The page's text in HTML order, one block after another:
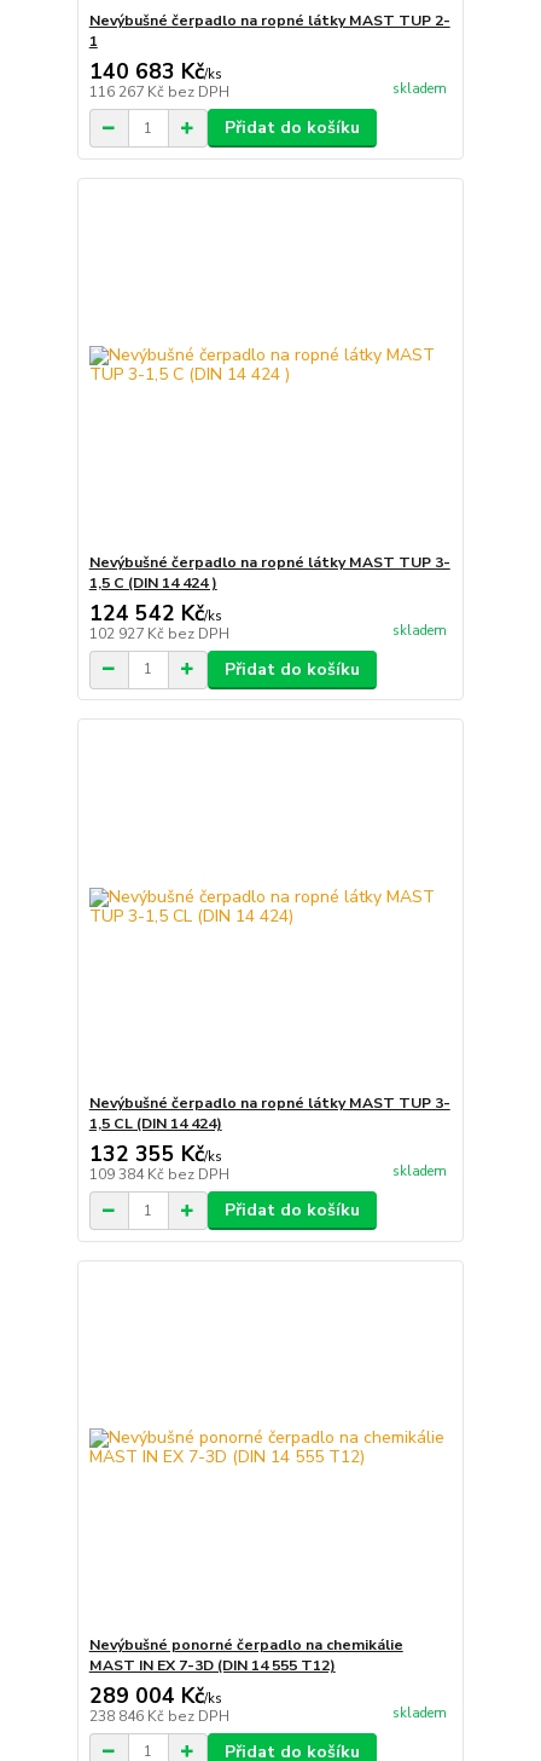
Nevýbušné čerpadlo na ropné látky MAST TUP 2-
1
140 683 Kč/ks
116 267 Kč bez DPH skladem
Přidat do košíku
Nevýbušné čerpadlo na ropné látky MAST TUP 3-
1,5 C (DIN 14 424 )
124 542 Kč/ks
102 927 Kč bez DPH skladem
Přidat do košíku
Nevýbušné čerpadlo na ropné látky MAST TUP 3-
1,5 CL (DIN 14 424)
132 355 Kč/ks
109 384 Kč bez DPH skladem
Přidat do košíku
Nevýbušné ponorné čerpadlo na chemikálie
MAST IN EX 7-3D (DIN 14 555 T12)
289 004 Kč/ks
238 846 Kč bez DPH skladem
Přidat do košíku